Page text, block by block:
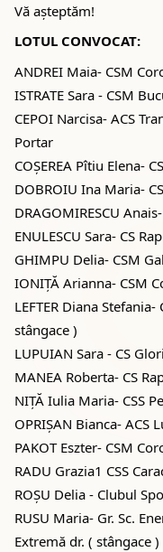
Vă așteptăm!
LOTUL CONVOCAT:
ANDREI Maia- CSM
ISTRATE Sara - CSM
CEPOI Narcisa- ACS
Portar
COȘEREA Pîtiu Elena-
DOBROIU Ina Maria-
DRAGOMIRESCU
ENULESCU Sara- CS
GHIMPU Delia- CSM
IONIȚĂ Arianna- CSM
LEFTER Diana
stângace )
LUPUIAN Sara - CS
MANEA Roberta- CS
NIȚĂ Iulia Maria- CSS
OPRIȘAN Bianca- ACS
PAKOT Eszter- CSM
RADU Grazia1 CSS
ROȘU Delia - Clubul
RUSU Maria- Gr. Sc.
Extremă dr. ( stângace )